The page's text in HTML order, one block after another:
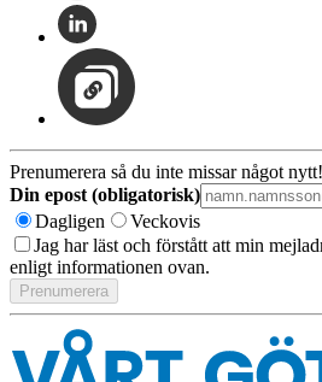
Prenumerera så du inte missar något nytt!
Din epost (obligatorisk)
Dagligen
Veckovis
Jag har läst och förstått att min
enligt informationen ovan.